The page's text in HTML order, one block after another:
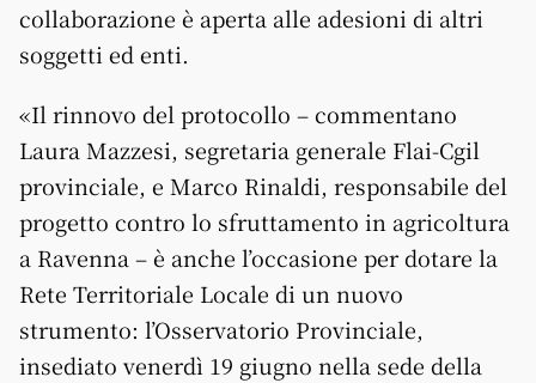
collaborazione è aperta alle adesioni di altri
soggetti ed enti.
«Il rinnovo del protocollo – commentano
Laura Mazzesi, segretaria generale Flai-Cgil
provinciale, e Marco Rinaldi, responsabile del
progetto contro lo sfruttamento in agricoltura
a Ravenna – è anche l’occasione per dotare la
Rete Territoriale Locale di un nuovo
strumento: l’Osservatorio Provinciale,
insediato venerdì 19 giugno nella sede della